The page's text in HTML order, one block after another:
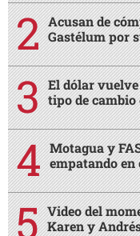
Acusan de
Gastélum por
El dólar
tipo de cambio
Motagua y
empatando
Video del
Karen y